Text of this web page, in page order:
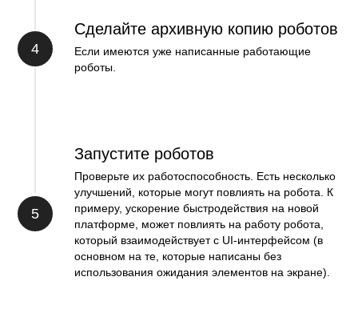
4
Сделайте архивную копию роботов
Если имеются уже написанные работающие
роботы.
5
Запустите роботов
Проверьте их работоспособность. Есть несколько
улучшений, которые могут повлиять на робота. К
примеру, ускорение быстродействия на новой
платформе, может повлиять на работу робота,
который взаимодействует с UI-интерфейсом (в
основном на те, которые написаны без
использования ожидания элементов на экране).